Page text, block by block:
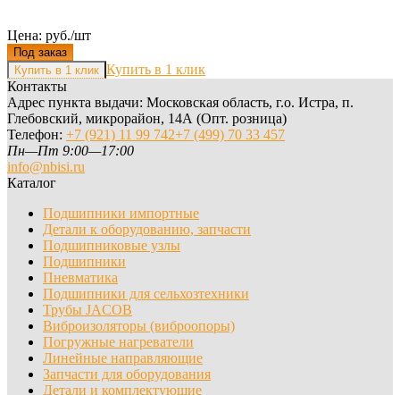
Цена: руб./шт
Под заказ
Купить в 1 клик
Контакты
Адрес пункта выдачи: Московская область, г.о. Истра, п.
Глебовский, микрорайон, 14А (Опт. розница)
Телефон: +7 (921) 11 99 742+7 (499) 70 33 457
Пн—Пт 9:00—17:00
info@nbisi.ru
Каталог
Подшипники импортные
Детали к оборудованию, запчасти
Подшипниковые узлы
Подшипники
Пневматика
Подшипники для сельхозтехники
Трубы JACOB
Виброизоляторы (виброопоры)
Погружные нагреватели
Линейные направляющие
Запчасти для оборудования
Детали и комплектующие